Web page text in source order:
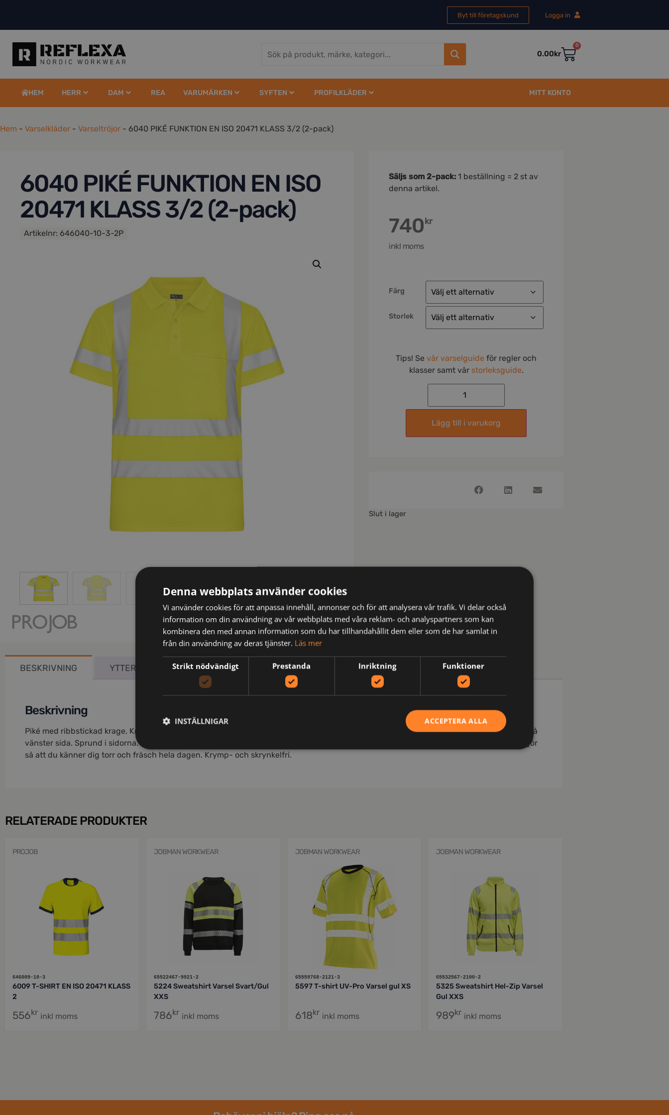
Byt till företagskund Logga in
0.00kr
0
HEM HERR DAM REA VARUMÄRKEN SYFTEN PROFILKLÄDER MITT KONTO
Hem - Varselkläder - Varseltröjor - 6040 PIKÉ FUNKTION EN ISO 20471 KLASS 3/2 (2-pack)
6040 PIKÉ FUNKTION EN ISO
20471 KLASS 3/2 (2-pack)
Artikelnr: 646040-10-3-2P
Säljs som 2-pack: 1 beställning = 2 st av
denna artikel.
740kr
inkl moms
Färg
Storlek
Tips! Sevår varselguide för regler och
klasser samt vår storleksguide.
Lägg till i varukorg
Slut i lager
BESKRIVNING YTTERLIGARE INFORMATION
Beskrivning
Piké med ribbstickad krage. Knappslå framtill med tre knappar som går ton-i-ton. Transferreflex för ökad rörlighet. En öppen bröstficka på
vänster sida. Sprund i sidorna. Funktionsmaterialet transporterar snabbt bort fukt från huden, vilket gör att plagget torkar snabbt och gör
så att du känner dig torr och fräsch hela dagen. Krymp- och skrynkelfri.
RELATERADE PRODUKTER
PROJOB
646009-10-3
6009 T-SHIRT EN ISO 20471 KLASS
2
556kr inkl moms
JOBMAN WORKWEAR
65522467-9921-2
5224 Sweatshirt Varsel Svart/Gul
XXS
786kr inkl moms
JOBMAN WORKWEAR
65559768-2121-3
5597 T-shirt UV-Pro Varsel gul XS
618kr inkl moms
JOBMAN WORKWEAR
65532567-2100-2
5325 Sweatshirt Hel-Zip Varsel
Gul XXS
989kr inkl moms
Denna webbplats använder cookies
Vi använder cookies för att anpassa innehåll, annonser och för att analysera vår trafik. Vi delar också
information om din användning av vår webbplats med våra reklam- och analyspartners som kan
kombinera den med annan information som du har tillhandahållit dem eller som de har samlat in
från din användning av deras tjänster. Läs mer
Strikt nödvändigt Prestanda Inriktning Funktioner
ACCEPTERA ALLA
INSTÄLLNIGAR